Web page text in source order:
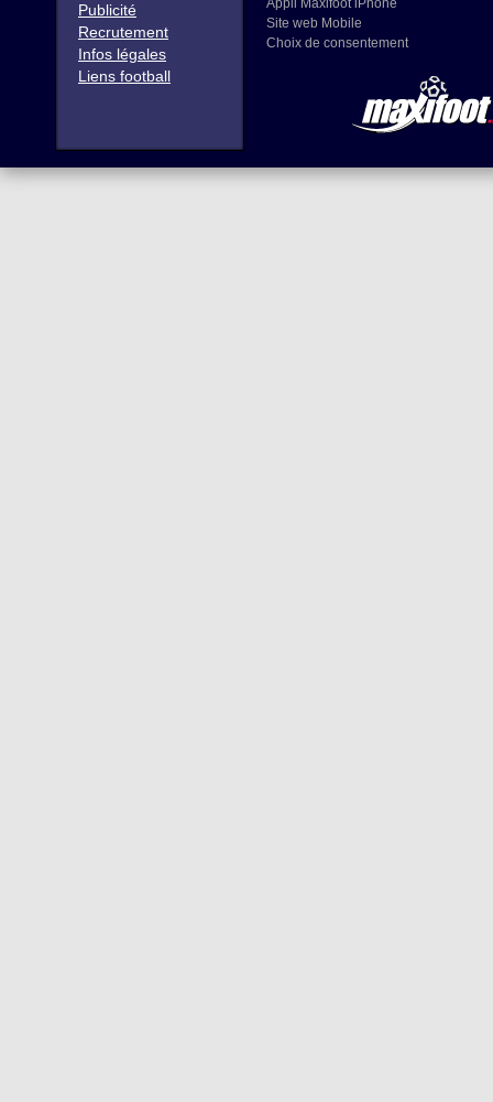
Publicité
Recrutement
Infos légales
Liens football
Appli Maxifoot iPhone
Site web Mobile
Choix de consentement